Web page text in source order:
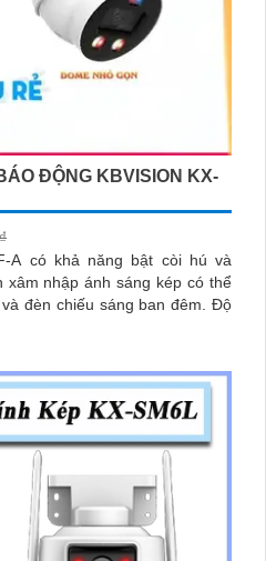
ĐỘNG KBVISION KX-
A có khả năng bật còi hú và
xâm nhập ánh sáng kép có thể
đèn chiếu sáng ban đêm. Độ